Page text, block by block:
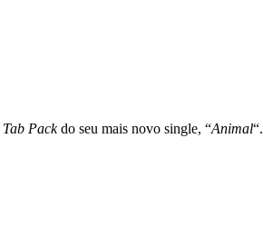
Tab Packdo seu mais novo single, “Animal“.